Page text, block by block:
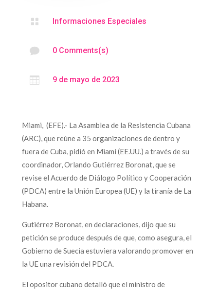
 Informaciones Especiales
 0 Comments(s)
 9 de mayo de 2023
Miami, (EFE).- La Asamblea de la Resistencia Cubana
(ARC), que reúne a 35 organizaciones de dentro y
fuera de Cuba, pidió en Miami (EE.UU.) a través de su
coordinador, Orlando Gutiérrez Boronat, que se
revise el Acuerdo de Diálogo Político y Cooperación
(PDCA) entre la Unión Europea (UE) y la tiranía de La
Habana.
Gutiérrez Boronat, en declaraciones, dijo que su
petición se produce después de que, como asegura, el
Gobierno de Suecia estuviera valorando promover en
la UE una revisión del PDCA.
El opositor cubano detalló que el ministro de